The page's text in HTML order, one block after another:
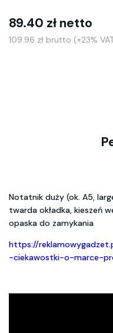
89.40 zł netto
109.96 zł brutto (+23%
Notatnik duży (ok. A5,
twarda okładka, kieszeń
opaska do zamykania
https://
-ciekawostki-o-marce-